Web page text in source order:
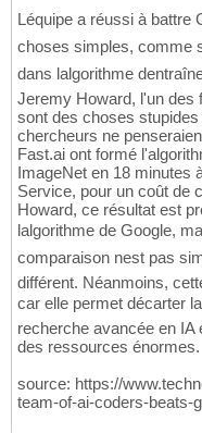
Léquipe a réussi à battre
choses simples, comme
dans lalgorithme
Jeremy Howard, l'un des
sont des choses
chercheurs ne
Fast.ai ont formé
ImageNet en 18 minutes
Service, pour un coût de
Howard, ce résultat est
lalgorithme de Google,
comparaison nest pas
différent. Néanmoins,
car elle permet décarter
recherche avancée en IA
des ressources énormes.
source: https://
team-of-ai-coders-beats-